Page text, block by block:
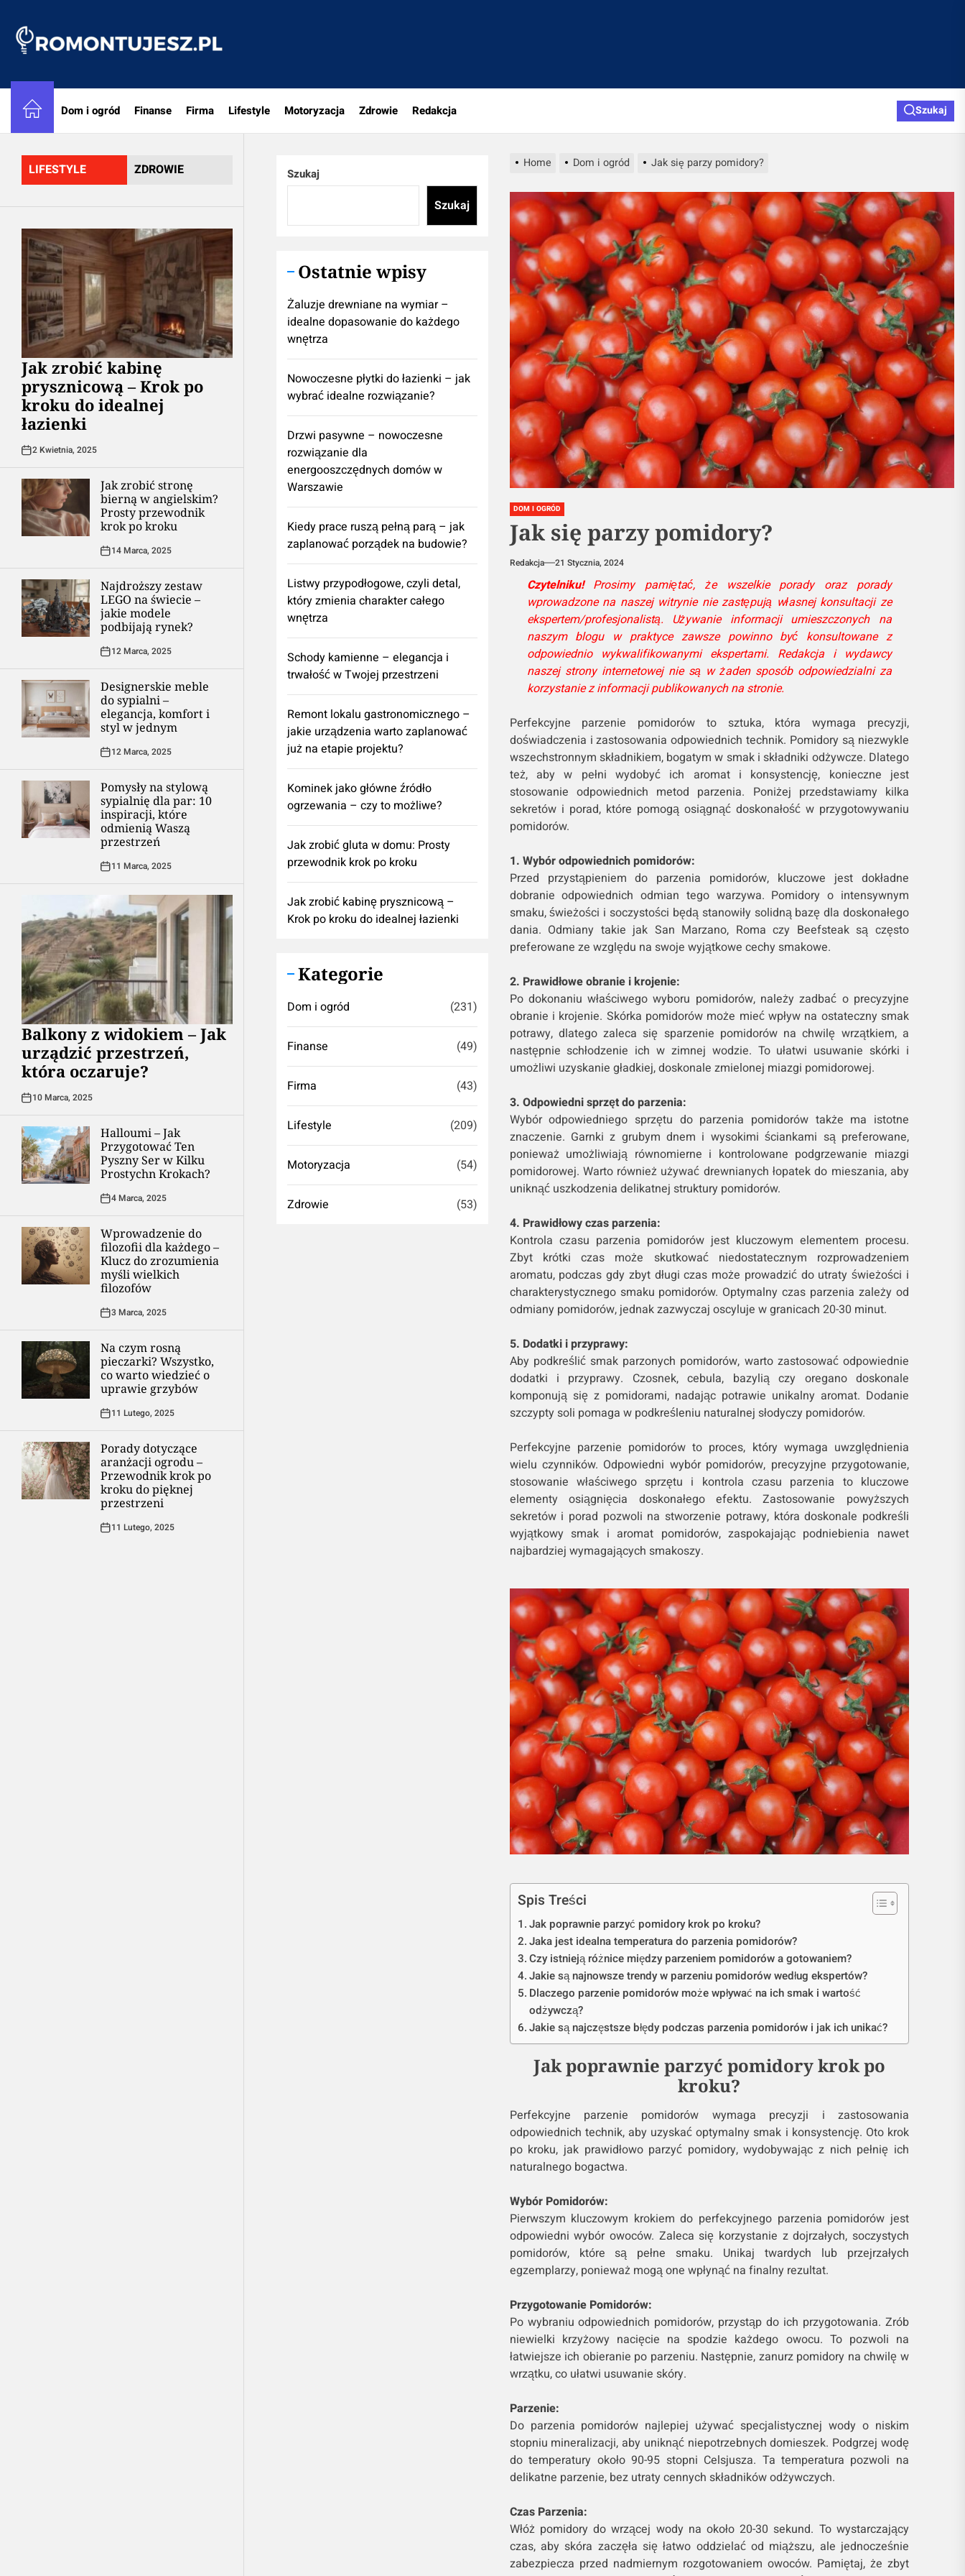
content
Dom i ogród Finanse Firma Lifestyle Motoryzacja Zdrowie Redakcja Szukaj
LIFESTYLE ZDROWIE
Jak zrobić kabinę
prysznicową – Krok po
kroku do idealnej
łazienki
2 Kwietnia, 2025
Jak zrobić stronę
bierną w angielskim?
Prosty przewodnik
krok po kroku
14 Marca, 2025
Najdroższy zestaw
LEGO na świecie –
jakie modele
podbijają rynek?
12 Marca, 2025
Designerskie meble
do sypialni –
elegancja, komfort i
styl w jednym
12 Marca, 2025
Pomysły na stylową
sypialnię dla par: 10
inspiracji, które
odmienią Waszą
przestrzeń
11 Marca, 2025
Balkony z widokiem – Jak
urządzić przestrzeń,
która oczaruje?
10 Marca, 2025
Halloumi – Jak
Przygotować Ten
Pyszny Ser w Kilku
Prostychn Krokach?
4 Marca, 2025
Wprowadzenie do
filozofii dla każdego –
Klucz do zrozumienia
myśli wielkich
filozofów
3 Marca, 2025
Na czym rosną
pieczarki? Wszystko,
co warto wiedzieć o
uprawie grzybów
11 Lutego, 2025
Porady dotyczące
aranżacji ogrodu –
Przewodnik krok po
kroku do pięknej
przestrzeni
11 Lutego, 2025
Home Dom i ogród Jak się parzy pomidory?
DOM I OGRÓD
Jak się parzy pomidory?
Redakcja 21 Stycznia, 2024
Czytelniku!Prosimy pamiętać, że wszelkie porady oraz porady
wprowadzone na naszej witrynie nie zastępują własnej konsultacji ze
ekspertem/profesjonalistą. Używanie informacji umieszczonych na
naszym blogu w praktyce zawsze powinno być konsultowane z
odpowiednio wykwalifikowanymi ekspertami. Redakcja i wydawcy
naszej strony internetowej nie są w żaden sposób odpowiedzialni za
korzystanie z informacji publikowanych na stronie.
Perfekcyjne parzenie pomidorów to sztuka, która wymaga precyzji,
doświadczenia i zastosowania odpowiednich technik. Pomidory są niezwykle
wszechstronnym składnikiem, bogatym w smak i składniki odżywcze. Dlatego
też, aby w pełni wydobyć ich aromat i konsystencję, konieczne jest
stosowanie odpowiednich metod parzenia. Poniżej przedstawiamy kilka
sekretów i porad, które pomogą osiągnąć doskonałość w przygotowywaniu
pomidorów.
1. Wybór odpowiednich pomidorów:
Przed przystąpieniem do parzenia pomidorów, kluczowe jest dokładne
dobranie odpowiednich odmian tego warzywa. Pomidory o intensywnym
smaku, świeżości i soczystości będą stanowiły solidną bazę dla doskonałego
dania. Odmiany takie jak San Marzano, Roma czy Beefsteak są często
preferowane ze względu na swoje wyjątkowe cechy smakowe.
2. Prawidłowe obranie i krojenie:
Po dokonaniu właściwego wyboru pomidorów, należy zadbać o precyzyjne
obranie i krojenie. Skórka pomidorów może mieć wpływ na ostateczny smak
potrawy, dlatego zaleca się sparzenie pomidorów na chwilę wrzątkiem, a
następnie schłodzenie ich w zimnej wodzie. To ułatwi usuwanie skórki i
umożliwi uzyskanie gładkiej, doskonale zmielonej miazgi pomidorowej.
3. Odpowiedni sprzęt do parzenia:
Wybór odpowiedniego sprzętu do parzenia pomidorów także ma istotne
znaczenie. Garnki z grubym dnem i wysokimi ściankami są preferowane,
ponieważ umożliwiają równomierne i kontrolowane podgrzewanie miazgi
pomidorowej. Warto również używać drewnianych łopatek do mieszania, aby
uniknąć uszkodzenia delikatnej struktury pomidorów.
4. Prawidłowy czas parzenia:
Kontrola czasu parzenia pomidorów jest kluczowym elementem procesu.
Zbyt krótki czas może skutkować niedostatecznym rozprowadzeniem
aromatu, podczas gdy zbyt długi czas może prowadzić do utraty świeżości i
charakterystycznego smaku pomidorów. Optymalny czas parzenia zależy od
odmiany pomidorów, jednak zazwyczaj oscyluje w granicach 20-30 minut.
5. Dodatki i przyprawy:
Aby podkreślić smak parzonych pomidorów, warto zastosować odpowiednie
dodatki i przyprawy. Czosnek, cebula, bazylią czy oregano doskonale
komponują się z pomidorami, nadając potrawie unikalny aromat. Dodanie
szczypty soli pomaga w podkreśleniu naturalnej słodyczy pomidorów.
Perfekcyjne parzenie pomidorów to proces, który wymaga uwzględnienia
wielu czynników. Odpowiedni wybór pomidorów, precyzyjne przygotowanie,
stosowanie właściwego sprzętu i kontrola czasu parzenia to kluczowe
elementy osiągnięcia doskonałego efektu. Zastosowanie powyższych
sekretów i porad pozwoli na stworzenie potrawy, która doskonale podkreśli
wyjątkowy smak i aromat pomidorów, zaspokajając podniebienia nawet
najbardziej wymagających smakoszy.
Spis Treści
Jak poprawnie parzyć pomidory krok po kroku?
Jaka jest idealna temperatura do parzenia pomidorów?
Czy istnieją różnice między parzeniem pomidorów a gotowaniem?
Jakie są najnowsze trendy w parzeniu pomidorów według ekspertów?
Dlaczego parzenie pomidorów może wpływać na ich smak i wartość
odżywczą?
Jakie są najczęstsze błędy podczas parzenia pomidorów i jak ich unikać?
Jak poprawnie parzyć pomidory krok po
kroku?
Perfekcyjne parzenie pomidorów wymaga precyzji i zastosowania
odpowiednich technik, aby uzyskać optymalny smak i konsystencję. Oto krok
po kroku, jak prawidłowo parzyć pomidory, wydobywając z nich pełnię ich
naturalnego bogactwa.
Wybór Pomidorów:
Pierwszym kluczowym krokiem do perfekcyjnego parzenia pomidorów jest
odpowiedni wybór owoców. Zaleca się korzystanie z dojrzałych, soczystych
pomidorów, które są pełne smaku. Unikaj twardych lub przejrzałych
egzemplarzy, ponieważ mogą one wpłynąć na finalny rezultat.
Przygotowanie Pomidorów:
Po wybraniu odpowiednich pomidorów, przystąp do ich przygotowania. Zrób
niewielki krzyżowy nacięcie na spodzie każdego owocu. To pozwoli na
łatwiejsze ich obieranie po parzeniu. Następnie, zanurz pomidory na chwilę w
wrzątku, co ułatwi usuwanie skóry.
Parzenie:
Do parzenia pomidorów najlepiej używać specjalistycznej wody o niskim
stopniu mineralizacji, aby uniknąć niepotrzebnych domieszek. Podgrzej wodę
do temperatury około 90-95 stopni Celsjusza. Ta temperatura pozwoli na
delikatne parzenie, bez utraty cennych składników odżywczych.
Czas Parzenia:
Włóż pomidory do wrzącej wody na około 20-30 sekund. To wystarczający
czas, aby skóra zaczęła się łatwo oddzielać od miąższu, ale jednocześnie
zabezpiecza przed nadmiernym rozgotowaniem owoców. Pamiętaj, że zbyt
Szukaj
Szukaj
Ostatnie wpisy
Żaluzje drewniane na wymiar –
idealne dopasowanie do każdego
wnętrza
Nowoczesne płytki do łazienki – jak
wybrać idealne rozwiązanie?
Drzwi pasywne – nowoczesne
rozwiązanie dla
energooszczędnych domów w
Warszawie
Kiedy prace ruszą pełną parą – jak
zaplanować porządek na budowie?
Listwy przypodłogowe, czyli detal,
który zmienia charakter całego
wnętrza
Schody kamienne – elegancja i
trwałość w Twojej przestrzeni
​Remont lokalu gastronomicznego –
jakie urządzenia warto zaplanować
już na etapie projektu?
Kominek jako główne źródło
ogrzewania – czy to możliwe?
Jak zrobić gluta w domu: Prosty
przewodnik krok po kroku
Jak zrobić kabinę prysznicową –
Krok po kroku do idealnej łazienki
Kategorie
Dom i ogród (231)
Finanse (49)
Firma (43)
Lifestyle (209)
Motoryzacja (54)
Zdrowie (53)